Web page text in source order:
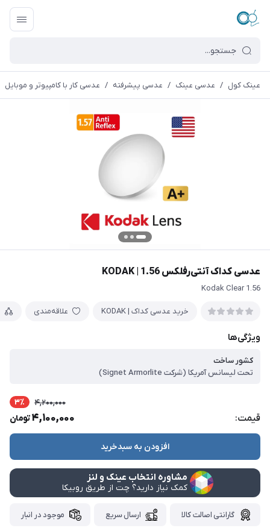
عینک کول / عدسی عینک / عدسی پیشرفته / عدسی کار با کامپیوتر و موبایل
عدسی کداک آنتی‌رفلکس 1.56 | KODAK
1.56 Kodak Clear
خرید عدسی کداک | KODAK علاقه‌مندی
ویژگی‌ها
کشور ساخت
تحت لیسانس آمریکا (شرکت Signet Armorlite)
قیمت:
4,200,000 3٪
4,100,000تومان
افزودن به سبدخرید
مشاوره انتخاب عینک و لنز
کمک نیاز دارید؟ چت از طریق روبیکا
گارانتی اصالت کالا ارسال سریع موجود در انبار